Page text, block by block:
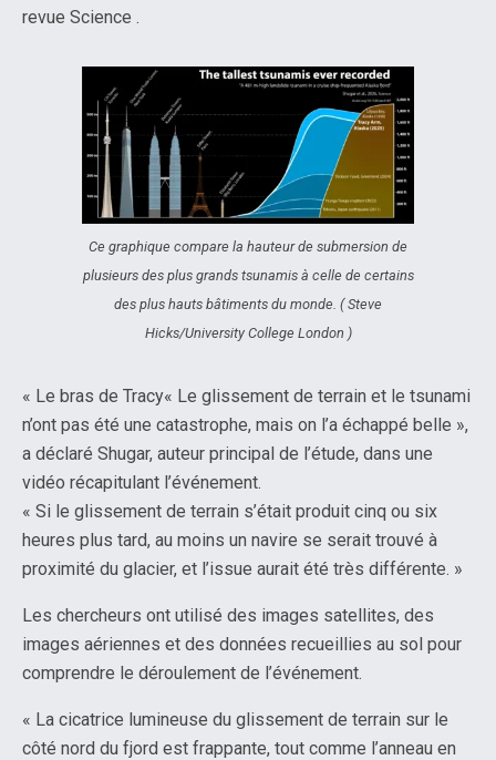
revue Science .
Ce graphique compare la hauteur de submersion de
plusieurs des plus grands tsunamis à celle de certains
des plus hauts bâtiments du monde. ( Steve
Hicks/University College London )
« Le bras de Tracy« Le glissement de terrain et le tsunami
n’ont pas été une catastrophe, mais on l’a échappé belle »,
a déclaré Shugar, auteur principal de l’étude, dans une
vidéo récapitulant l’événement.
« Si le glissement de terrain s’était produit cinq ou six
heures plus tard, au moins un navire se serait trouvé à
proximité du glacier, et l’issue aurait été très différente. »
Les chercheurs ont utilisé des images satellites, des
images aériennes et des données recueillies au sol pour
comprendre le déroulement de l’événement.
« La cicatrice lumineuse du glissement de terrain sur le
côté nord du fjord est frappante, tout comme l’anneau en